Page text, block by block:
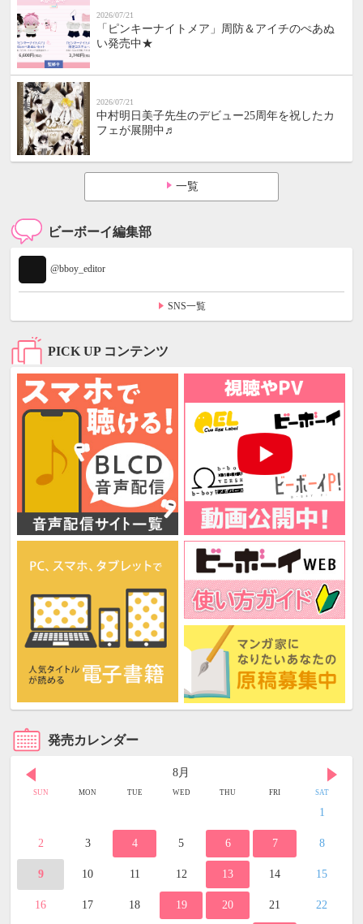
2026/07/21
「ピンキーナイトメア」周防＆アイチのぺあぬ
い発売中★
2026/07/21
中村明日美子先生のデビュー25周年を祝したカ
フェが展開中♬
一覧
ビーボーイ編集部
@bboy_editor
SNS一覧
PICK UP コンテンツ
発売カレンダー
8月
SUN MON TUE WED THU FRI SAT
1
2 3 4 5 6 7 8
9 10 11 12 13 14 15
16 17 18 19 20 21 22